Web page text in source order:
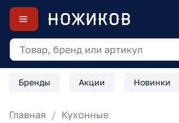
Бренды Акции Новинки
Главная Кухонные